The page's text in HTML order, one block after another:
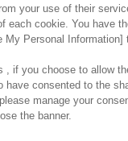
について カスタマ
your use of their
each cookie. You have
Personal Information]
, if you choose to allow
have consented to the
manage your
the banner.